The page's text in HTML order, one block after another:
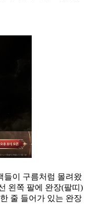
들이 구름처럼 몰려왔
왼쪽 팔에 완장(팔띠)
줄 들어가 있는 완장